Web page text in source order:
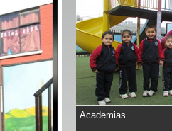
Academias